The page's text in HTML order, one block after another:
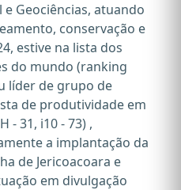
Geociências, atuando
conservação e
estive na lista dos
do mundo (ranking
líder de grupo de
de produtividade em
- 31, i10 - 73) ,
a implantação da
de Jericoacoara e
em divulgação